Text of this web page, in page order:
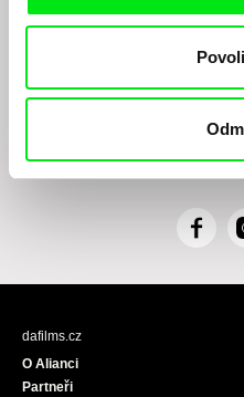
elektronickými prostředky a
Zásady zpracování osobních údajů,
F
c
dafilms.cz
O Alianci
Partneři